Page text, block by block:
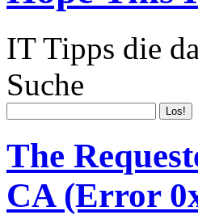
IT Tipps die
Suche
The
CA (Error